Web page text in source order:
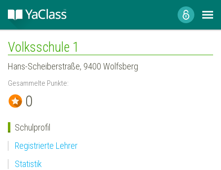
Volksschule 1
Hans-Scheiberstraße, 9400 Wolfsberg
Gesammelte Punkte:
0
Schulprofil
Registrierte Lehrer
Statistik